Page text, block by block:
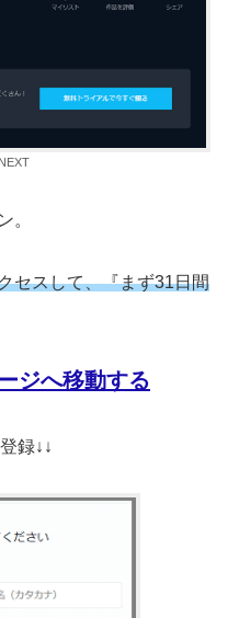
。
セスして、『まず31日間
ジへ移動する
録↓↓